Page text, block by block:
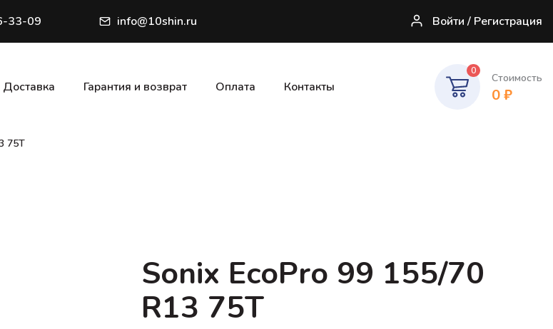
33-09 info@10shin.ru Войти / Регистрация
Доставка Гарантия и возврат Оплата Контакты
0
Стоимость
0₽
75T
Sonix EcoPro 99 155/70
R13 75T